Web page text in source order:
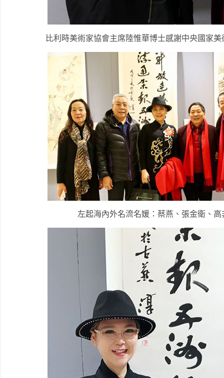
比利時美術家協會主席陸惟華博士感謝中央國家
左起海內外名流名媛：蔡燕、張金衛、